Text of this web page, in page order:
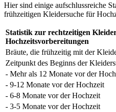
Hier sind einige aufschlussreiche
frühzeitigen Kleidersuche für
Statistik zur rechtzeitigen
Hochzeitsvorbereitungen
Bräute, die frühzeitig mit der
Zeitpunkt des Beginns der
- Mehr als 12 Monate vor der
- 9-12 Monate vor der Hochzeit
- 6-8 Monate vor der Hochzeit
- 3-5 Monate vor der Hochzeit